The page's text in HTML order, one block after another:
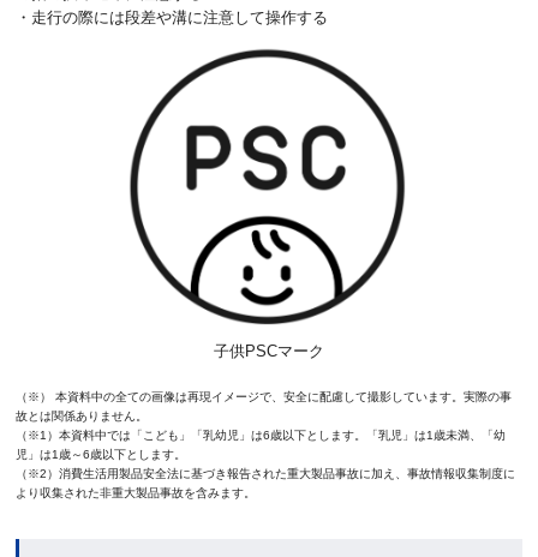
・走行の際には段差や溝に注意して操作する
子供PSCマーク
（※） 本資料中の全ての画像は再現イメージで、安全に配慮して撮影しています。実際の事
故とは関係ありません。
（※1）本資料中では「こども」「乳幼児」は6歳以下とします。「乳児」は1歳未満、「幼
児」は1歳～6歳以下とします。
（※2）消費生活用製品安全法に基づき報告された重大製品事故に加え、事故情報収集制度に
より収集された非重大製品事故を含みます。